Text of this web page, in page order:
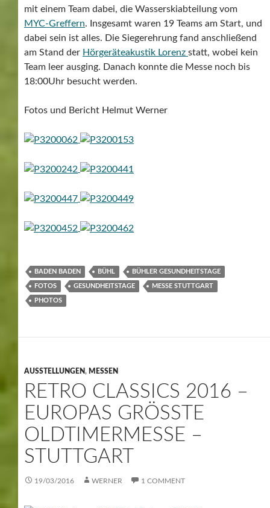
mit einem Team dabei, die Wasserskiabteilung vom
MYC-Greffern. Insgesamt waren 19 Teams am Start, und
dabei sein ist alles. Die Siegerehrung fand anschließend
am Stand der Hörgeräteakustik Lorenz statt, wobei kein
Team leer ausging. Danach konnte die Messe noch bis
18:00Uhr besucht werden.
Fotos und Bericht Helmut Werner
BADEN BADEN BÜHL BÜHLER GESUNDHEITSTAGE
FOTOS GESUNDHEITSTAGE MESSE STUTTGART
PHOTOS
AUSSTELLUNGEN, MESSEN
RETRO CLASSICS 2016 –
EUROPAS GRÖSSTE O
LDTIMERMESSE – S
TUTTGART
19/03/2016 WERNER 1 COMMENT